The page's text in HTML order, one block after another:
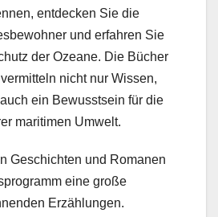
entdecken Sie die
und erfahren Sie
der Ozeane. Die Bücher
nicht nur Wissen,
ein Bewusstsein für die
maritimen Umwelt.
Geschichten und Romanen
eine große
Erzählungen.